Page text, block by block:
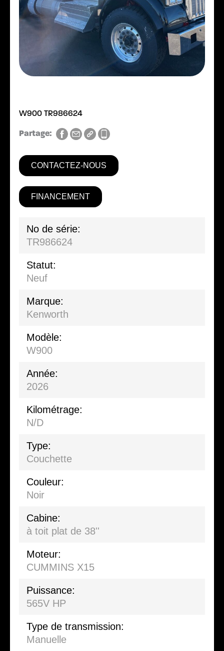
W900 TR986624
Partage:
CONTACTEZ-NOUS
FINANCEMENT
No de série:
TR986624
Statut:
Neuf
Marque:
Kenworth
Modèle:
W900
Année:
2026
Kilométrage:
N/D
Type:
Couchette
Couleur:
Noir
Cabine:
à toit plat de 38''
Moteur:
CUMMINS X15
Puissance:
565V HP
Type de transmission:
Manuelle